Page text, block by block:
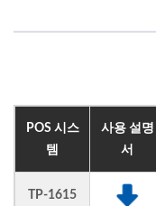
POS 시스
템
사용 설명
서
TP-1615